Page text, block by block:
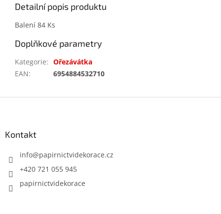
Detailní popis produktu
Balení 84 Ks
Doplňkové parametry
Kategorie: Ořezávátka
EAN: 6954884532710
Kontakt
info@papirnictvidekorace.cz
+420 721 055 945
papirnictvidekorace